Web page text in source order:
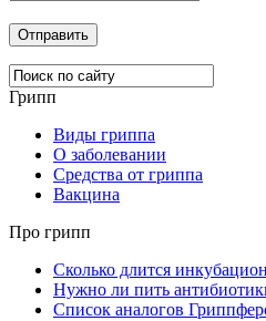
Грипп
Виды гриппа
О заболевании
Средства от гриппа
Вакцина
Про грипп
Сколько длится
Нужно ли пить
Список аналогов